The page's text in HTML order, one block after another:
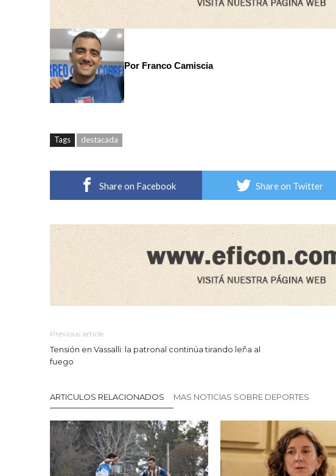
Por Franco Camiscia
Tags destacada
Share on Facebook Share on Twitter
Previous article
Tensión en Vassalli: la patronal continúa tirando leña al
fuego
ARTICULOS RELACIONADOS MAS NOTICIAS SOBRE DEPORTES